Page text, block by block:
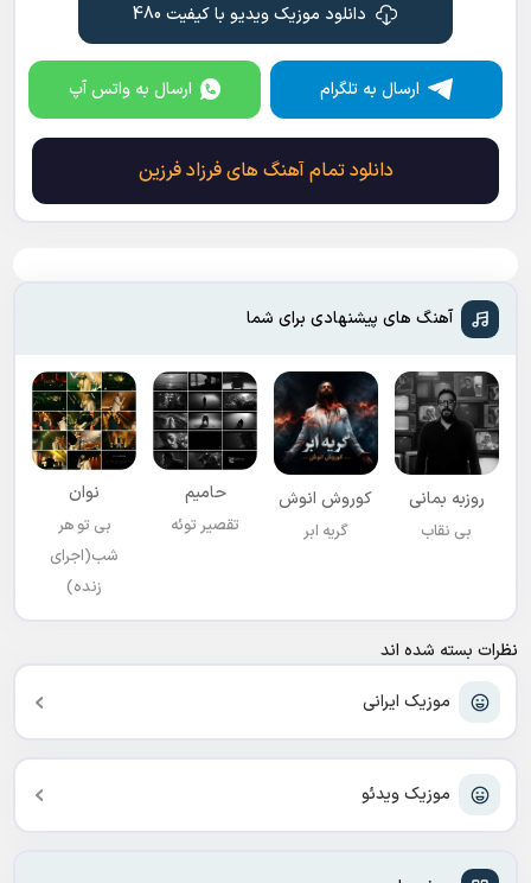
موزیک ایرانی
موزیک ویدئو
دانلود موزیک ویدیو با کیفیت 480
ارسال به تلگرام ارسال به واتس آپ
دانلود تمام آهنگ های فرزاد فرزین
آهنگ های پیشنهادی برای شما
روزبه بمانی
بی نقاب
کوروش انوش
گریه ابر
حامیم
تقصیر توئه
نوان
بی تو هر
شب(اجرای
زنده)
نظرات بسته شده اند